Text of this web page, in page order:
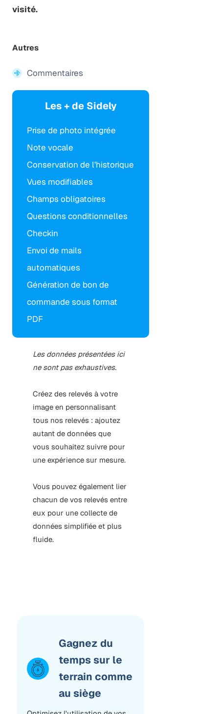
visité.
Autres
Commentaires
Les + de Sidely
Prise de photo intégrée
Note vocale
Conservation de l’historique
Vues modifiables
Champs obligatoires
Questions conditionnelles
Checkin
Envoi de mails
automatiques
Génération de bon de
commande sous format
PDF
Les données présentées ici
ne sont pas exhaustives.
Créez des relevés à votre
image en personnalisant
tous nos relevés : ajoutez
autant de données que
vous souhaitez suivre pour
une expérience sur mesure.
Vous pouvez également lier
chacun de vos relevés entre
eux pour une collecte de
données simplifiée et plus
fluide.
Gagnez du
temps sur le
terrain comme
au siège